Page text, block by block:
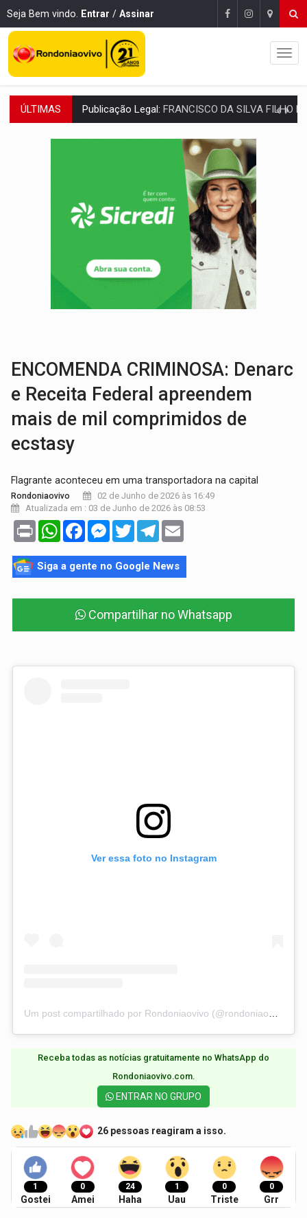
Seja Bem vindo. Entrar / Assinar
ÚLTIMAS Publicação Legal: FRANCISCO DA SILVA FILHO
URGENTE:Mototaxista e passageira sofrem grave acidente após
Recebeu intimação no celular? Saiba o que fazer para evitar
Polícia Civil tenta prender acusado de matar
FISCALIZAÇÃO:Ações contra furto de energia identificam irregularidades
Trabalhador morre no hospital após ser prensado por
COM EMENDAS:Sejucel destina R$ 2,69 milhões para rodeios e feiras
LIMERO: São Francisco do Guaporé sedia abertura do Campeonato
ENCOMENDA CRIMINOSA: Denarc
e Receita Federal apreendem
mais de mil comprimidos de
ecstasy
Flagrante aconteceu em uma transportadora na capital
Rondoniaovivo
02 de Junho de 2026 às 16:49
Atualizada em : 03 de Junho de 2026 às 08:53
Print WhatsAppFacebookMessenger
TwitterTelegram
Siga a gente no Google News
Compartilhar no Whatsapp
Ver essa foto no Instagram
Receba todas as notícias gratuitamente no WhatsApp do
Rondoniaovivo.com.​
ENTRAR NO GRUPO
26 pessoas reagiram a isso.
1
Gostei
0
Amei
24
Haha
1
Uau
0
Triste
0
Grr